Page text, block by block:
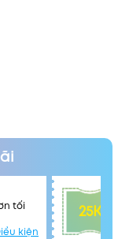
tối
kiện
25K